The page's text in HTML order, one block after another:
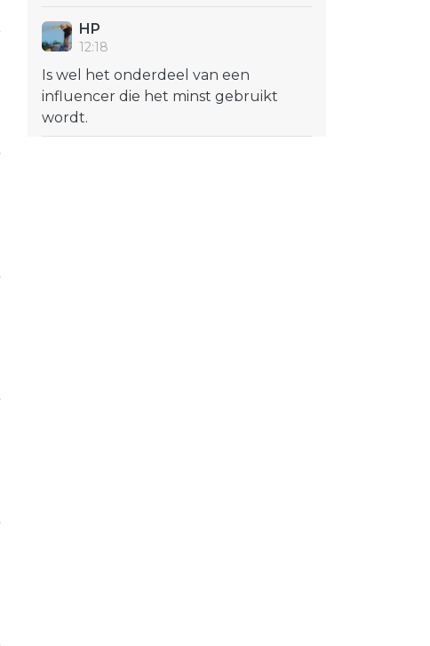
HP
12:18
Is wel het onderdeel van een
influencer die het minst gebruikt
wordt.